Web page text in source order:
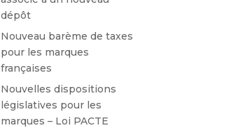
dépôt
Nouveau barème de taxes
pour les marques
françaises
Nouvelles dispositions
législatives pour les
marques – Loi PACTE